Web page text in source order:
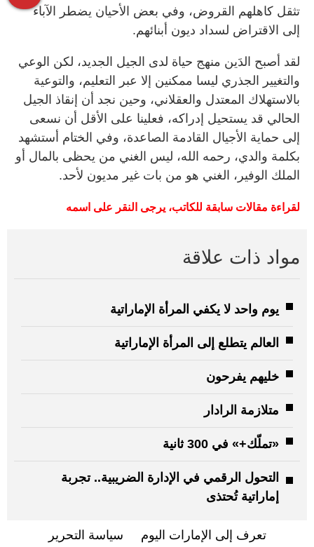
تثقل كاهلهم القروض، وفي بعض الأحيان يضطر الآباء
إلى الاقتراض لسداد ديون أبنائهم.
لقد أصبح الدَين منهج حياة لدى الجيل الجديد، لكن الوعي
والتغيير الجذري ليسا ممكنين إلا عبر التعليم، والتوعية
بالاستهلاك المعتدل والعقلاني، وحين نجد أن إنقاذ الجيل
الحالي قد يستحيل إدراكه، فعلينا على الأقل أن نسعى
إلى حماية الأجيال القادمة الصاعدة، وفي الختام أستشهد
بكلمة والدي، رحمه الله، ليس الغني من يحظى بالمال أو
الملك الوفير، الغني هو من بات غير مديون لأحد.
لقراءة مقالات سابقة للكاتب، يرجى النقر على اسمه
مواد ذات علاقة
يوم واحد لا يكفي المرأة الإماراتية
العالم يتطلع إلى المرأة الإماراتية
خليهم يفرحون
متلازمة الرادار
«تملّك+» في 300 ثانية
التحول الرقمي في الإدارة الضريبية.. تجربة
إماراتية تُحتذى
تعرف إلى الإمارات اليوم سياسة التحرير